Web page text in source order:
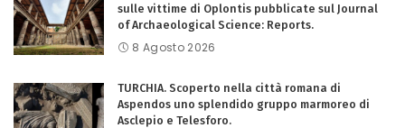
sulle vittime di Oplontis pubblicate sul Journal
of Archaeological Science: Reports.
8 Agosto 2026
TURCHIA. Scoperto nella città romana di
Aspendos uno splendido gruppo marmoreo di
Asclepio e Telesforo.